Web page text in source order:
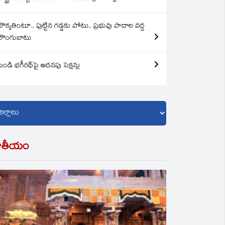
పుట్టిన గడ్డకు పోటు.. ప్రభువు పాదాల వద్ద
భగీరథ్‌పై అదనపు సెక్షన్లు